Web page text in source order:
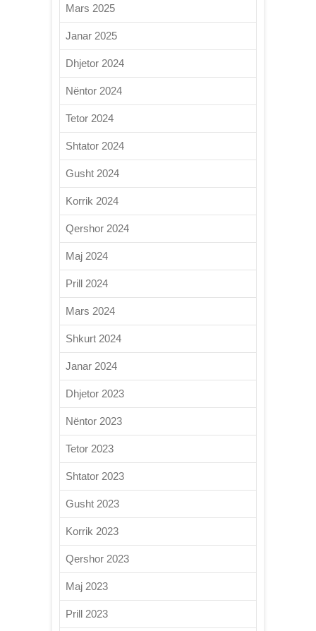
Mars 2025
Janar 2025
Dhjetor 2024
Nëntor 2024
Tetor 2024
Shtator 2024
Gusht 2024
Korrik 2024
Qershor 2024
Maj 2024
Prill 2024
Mars 2024
Shkurt 2024
Janar 2024
Dhjetor 2023
Nëntor 2023
Tetor 2023
Shtator 2023
Gusht 2023
Korrik 2023
Qershor 2023
Maj 2023
Prill 2023